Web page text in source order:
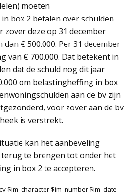
moeten
box 2 betalen over schulden
zover deze op 31 december
€ 500.000. Per 31 december
van € 700.000. Dat betekent in
dat de schuld nog dit jaar
om belastingheffing in box
aan de bv zijn
voor zover aan de bv
is verstrekt.
kan het aanbeveling
terug te brengen tot onder het
in box 2 te accepteren.
$im_character $im_number $im_date